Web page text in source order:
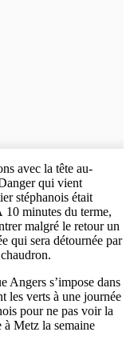
avec la tête au-
qui vient
stéphanois était
10 minutes du terme,
malgré le retour un
qui sera détournée par
Angers s’impose dans
les verts à une journée
pour ne pas voir la
à Metz la semaine